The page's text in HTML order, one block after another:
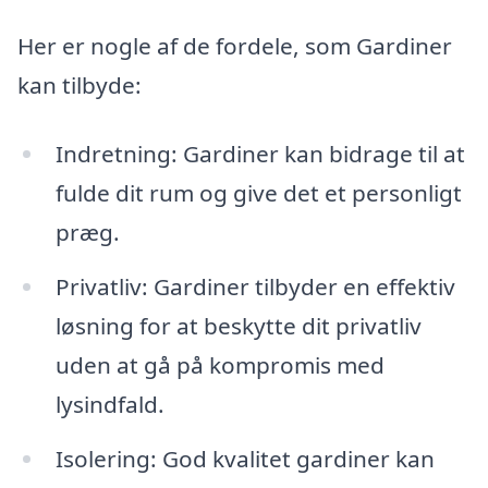
Her er nogle af de fordele, som Gardiner
kan tilbyde:
Indretning: Gardiner kan bidrage til at
fulde dit rum og give det et personligt
præg.
Privatliv: Gardiner tilbyder en effektiv
løsning for at beskytte dit privatliv
uden at gå på kompromis med
lysindfald.
Isolering: God kvalitet gardiner kan